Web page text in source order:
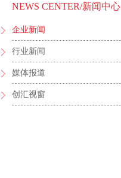
NEWS CENTER/新闻中心
企业新闻
行业新闻
媒体报道
创汇视窗